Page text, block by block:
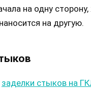
на одну
на другую.
заделки стыков на